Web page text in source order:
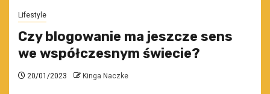
Lifestyle
Czy blogowanie ma jeszcze sens
we współczesnym świecie?
20/01/2023 Kinga Naczke